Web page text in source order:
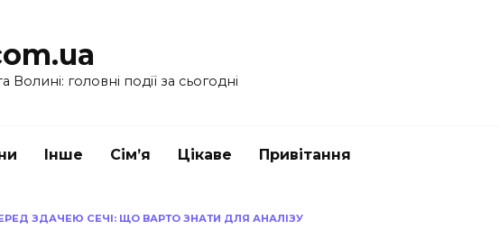
головні події за сьогодні
Інше Сім’я Цікаве Привітання
ЗДАЧЕЮ СЕЧІ: ЩО ВАРТО ЗНАТИ ДЛЯ АНАЛІЗУ